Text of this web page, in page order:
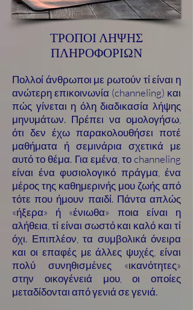
ΤΡΟΠΟΙ ΛΗΨΗΣ
ΠΛΗΡΟΦΟΡΙΩΝ
Πολλοί άνθρωποι με ρωτούν τί είναι η
ανώτερη επικοινωνία (channeling) και
πώς γίνεται η όλη διαδικασία λήψης
μηνυμάτων. Πρέπει να ομολογήσω,
ότι δεν έχω παρακολουθήσει ποτέ
μαθήματα ή σεμινάρια σχετικά με
αυτό το θέμα. Για εμένα, το channeling
είναι ένα φυσιολογικό πράγμα, ένα
μέρος της καθημερινής μου ζωής από
τότε που ήμουν παιδί. Πάντα απλώς
«ήξερα» ή «ένιωθα» ποια είναι η
αλήθεια, τί είναι σωστό και καλό και τί
όχι. Επιπλέον, τα συμβολικά όνειρα
και οι επαφές με άλλες ψυχές, είναι
πολύ συνηθισμένες «ικανότητες»
στην οικογένειά μου, οι οποίες
μεταδίδονται από γενιά σε γενιά.